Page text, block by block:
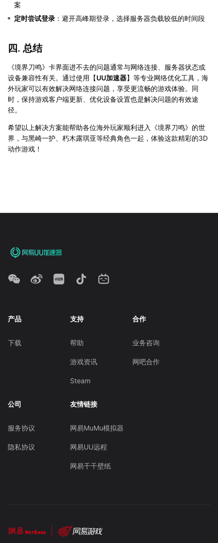
案
定时尝试登录 ：避开高峰期登录，选择服务器负载较低的时间段
四. 总结
《境界刀鸣》卡界面进不去的问题通常与网络连接、服务器状态或
设备兼容性有关。通过使用【UU加速器】等专业网络优化工具，海
外玩家可以有效解决网络连接问题，享受更流畅的游戏体验。同
时，保持游戏客户端更新、优化设备设置也是解决问题的有效途
径。
希望以上解决方案能帮助各位海外玩家顺利进入《境界刀鸣》的世
界，与黑崎一护、朽木露琪亚等经典角色一起，体验这款精彩的3D
动作游戏！
产品
下载
支持
帮助
游戏资讯
Steam
合作
业务咨询
网吧合作
公司
服务协议
隐私协议
友情链接
网易MuMu模拟器
网易UU远程
网易千千壁纸